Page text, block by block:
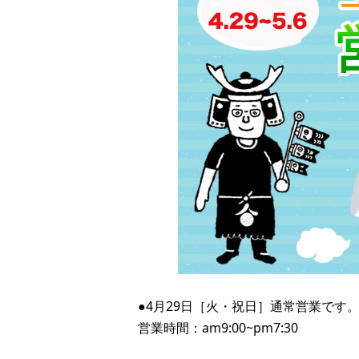
●4月29日［火・祝日］通常営業です。
営業時間：am9:00~pm7:30